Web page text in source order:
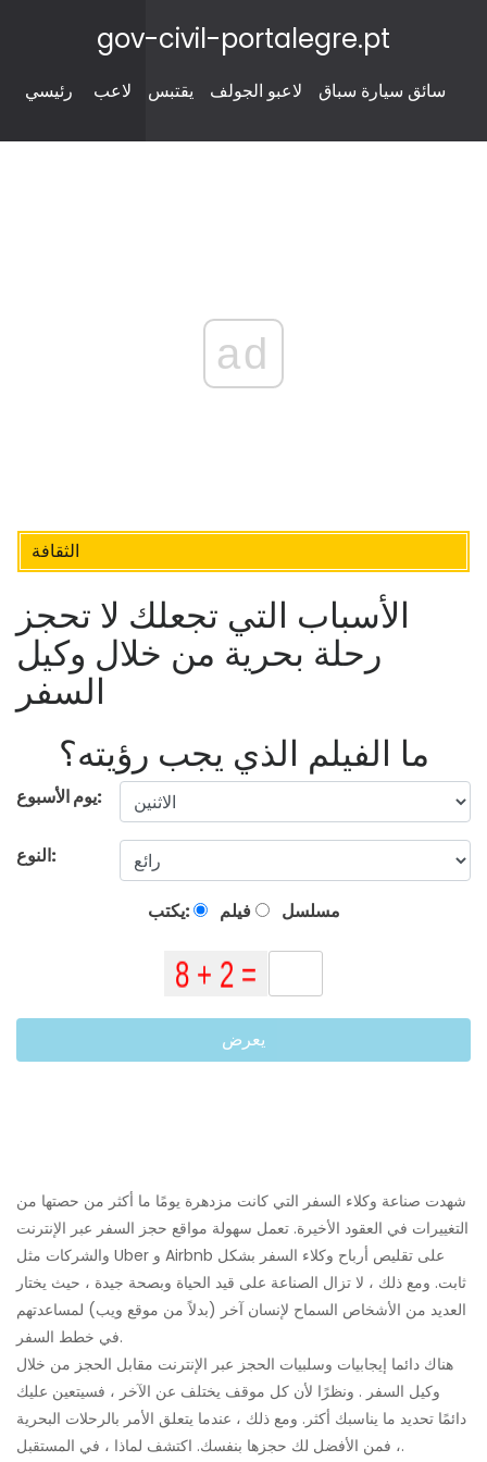
gov-civil-portalegre.pt
رئيسي لاعب يقتبس لاعبو الجولف سائق سيارة سباق
ad
الثقافة
الأسباب التي تجعلك لا تحجز
رحلة بحرية من خلال وكيل
السفر
ما الفيلم الذي يجب رؤيته؟
يوم الأسبوع:
النوع:
يكتب: فيلم مسلسل
يعرض
شهدت صناعة وكلاء السفر التي كانت مزدهرة يومًا ما أكثر من حصتها من
التغييرات في العقود الأخيرة. تعمل سهولة مواقع حجز السفر عبر الإنترنت
والشركات مثل Uber و Airbnb على تقليص أرباح وكلاء السفر بشكل
ثابت. ومع ذلك ، لا تزال الصناعة على قيد الحياة وبصحة جيدة ، حيث يختار
العديد من الأشخاص السماح لإنسان آخر (بدلاً من موقع ويب) لمساعدتهم
في خطط السفر.
هناك دائما إيجابيات وسلبيات الحجز عبر الإنترنت مقابل الحجز من خلال
وكيل السفر . ونظرًا لأن كل موقف يختلف عن الآخر ، فسيتعين عليك
دائمًا تحديد ما يناسبك أكثر. ومع ذلك ، عندما يتعلق الأمر بالرحلات البحرية
، فمن الأفضل لك حجزها بنفسك. اكتشف لماذا ، في المستقبل.